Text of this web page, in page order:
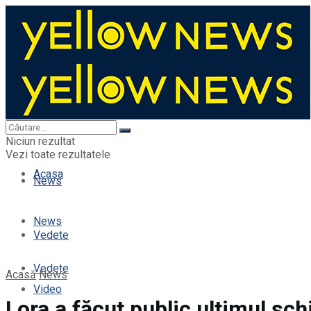
Acasa
News
Vedete
Video
Acasa
News
Vedete
Niciun rezultat
Vezi toate rezultatele
Acasă News